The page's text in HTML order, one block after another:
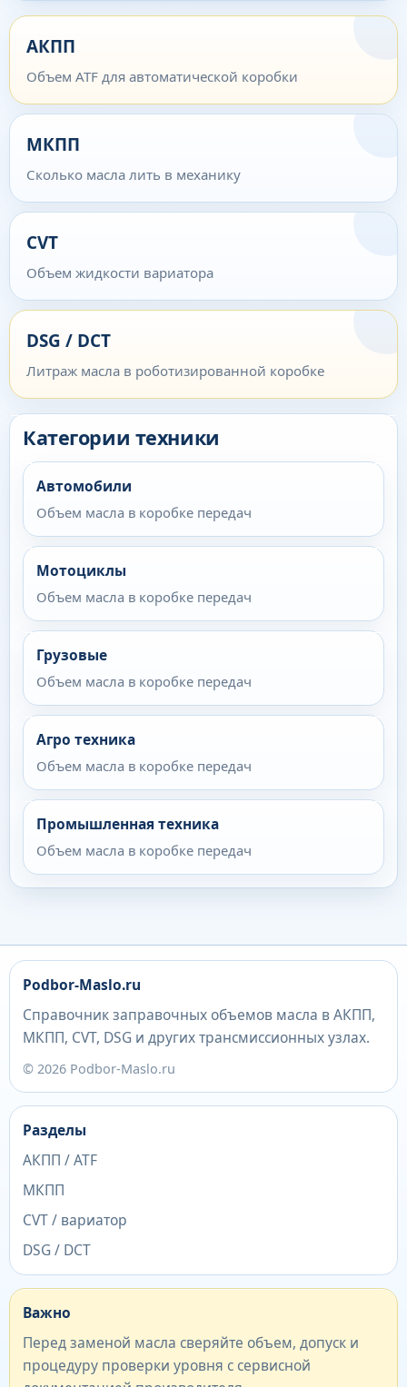
АКПП
Объем ATF для автоматической коробки
МКПП
Сколько масла лить в механику
CVT
Объем жидкости вариатора
DSG / DCT
Литраж масла в роботизированной коробке
Категории техники
Автомобили
Объем масла в коробке передач
Мотоциклы
Объем масла в коробке передач
Грузовые
Объем масла в коробке передач
Агро техника
Объем масла в коробке передач
Промышленная техника
Объем масла в коробке передач
Podbor-Maslo.ru
Справочник заправочных объемов масла в АКПП,
МКПП, CVT, DSG и других трансмиссионных узлах.
© 2026 Podbor-Maslo.ru
Разделы
АКПП / ATF
МКПП
CVT / вариатор
DSG / DCT
Важно
Перед заменой масла сверяйте объем, допуск и
процедуру проверки уровня с сервисной